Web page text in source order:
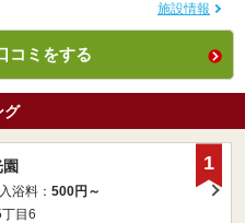
施設情報
コミをする
グ
入浴料： 500円～
目6
1